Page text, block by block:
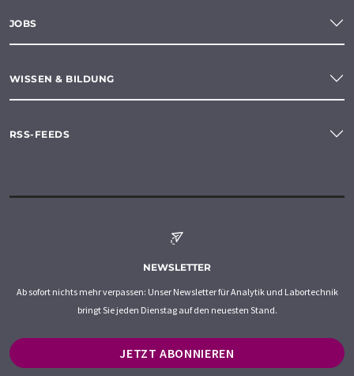
JOBS
WISSEN & BILDUNG
RSS-FEEDS
NEWSLETTER
Ab sofort nichts mehr verpassen: Unser Newsletter für Analytik und Labortechnik
bringt Sie jeden Dienstag auf den neuesten Stand.
JETZT ABONNIEREN